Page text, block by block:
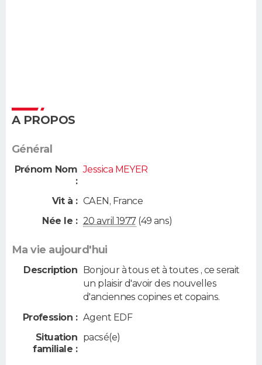
A PROPOS
Général
Prénom Nom
:
Jessica MEYER
Vit à : CAEN, France
Née le : 20 avril 1977(49 ans)
Ma vie aujourd'hui
Description
Bonjour à tous et à toutes , ce serait
un plaisir d'avoir des nouvelles
d'anciennes copines et copains.
Profession : Agent EDF
Situation
familiale :
pacsé(e)